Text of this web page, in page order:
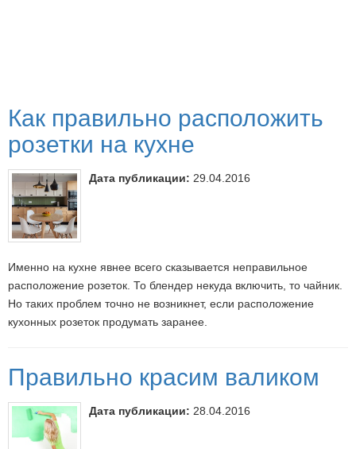
Как правильно расположить
розетки на кухне
Именно на кухне явнее всего сказывается неправильное
расположение розеток. То блендер некуда включить, то чайник.
Но таких проблем точно не возникнет, если расположение
кухонных розеток продумать заранее.
Дата публикации: 29.04.2016
Правильно красим валиком
Дата публикации: 28.04.2016